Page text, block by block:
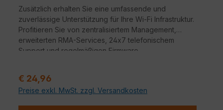
Zusätzlich erhalten Sie eine umfassende und
zuverlässige Unterstützung für Ihre Wi-Fi Infrastruktur.
Profitieren Sie von zentralisiertem Management,
erweiterten RMA-Services, 24x7 telefonischem
Support und regelmäßigen Firmware-
Regulärer Preis:
€ 24,96
Preise exkl. MwSt. zzgl. Versandkosten